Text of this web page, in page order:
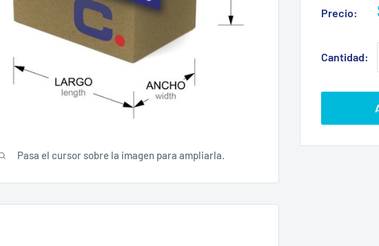
Pasa el cursor sobre la imagen para ampliarla.
Precio:
Cantidad: